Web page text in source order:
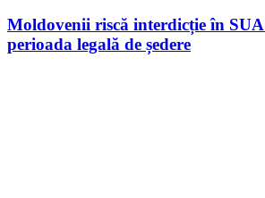
Moldovenii riscă interdicție în SUA
perioada legală de ședere